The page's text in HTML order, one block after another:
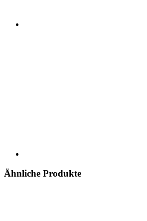
Ähnliche Produkte